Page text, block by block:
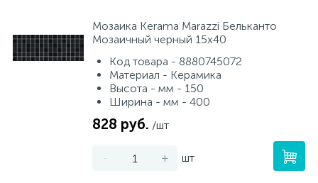
Мозаика Kerama Marazzi Бельканто
Мозаичный черный 15х40
Код товара - 8880745072
Материал - Керамика
Высота - мм - 150
Ширина - мм - 400
828 руб. /шт
- + шт